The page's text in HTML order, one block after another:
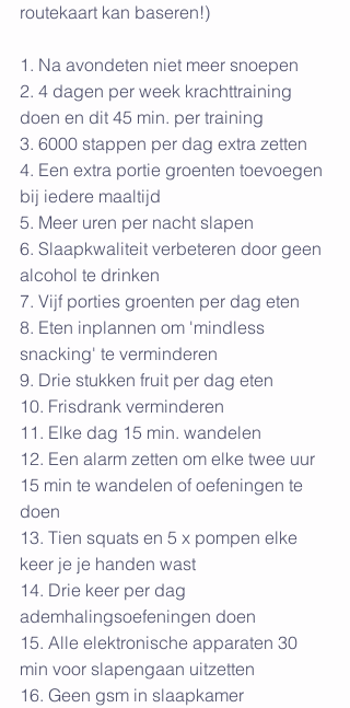
routekaart kan baseren!)
1. Na avondeten niet meer snoepen
2. 4 dagen per week krachttraining
doen en dit 45 min. per training
3. 6000 stappen per dag extra zetten
4. Een extra portie groenten toevoegen
bij iedere maaltijd
5. Meer uren per nacht slapen
6. Slaapkwaliteit verbeteren door geen
alcohol te drinken
7. Vijf porties groenten per dag eten
8. Eten inplannen om 'mindless
snacking' te verminderen
9. Drie stukken fruit per dag eten
10. Frisdrank verminderen
11. Elke dag 15 min. wandelen
12. Een alarm zetten om elke twee uur
15 min te wandelen of oefeningen te
doen
13. Tien squats en 5 x pompen elke
keer je je handen wast
14. Drie keer per dag
ademhalingsoefeningen doen
15. Alle elektronische apparaten 30
min voor slapengaan uitzetten
16. Geen gsm in slaapkamer